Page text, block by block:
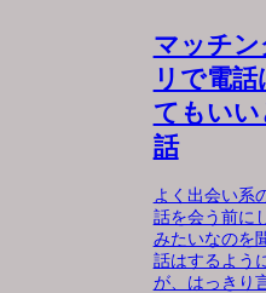
マッチ
リで電話
てもいい
話
よく出会い系
話を会う前に
みたいなのを
話はするよう
が、はっきり